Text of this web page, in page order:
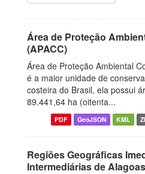
Área de Proteção
(APACC)
Área de Proteção Ambiental
é a maior unidade de
costeira do Brasil, ela possui
89.441,64 ha (oitenta...
PDF GeoJSON KML
Regiões Geográficas
Intermediárias de Alagoas